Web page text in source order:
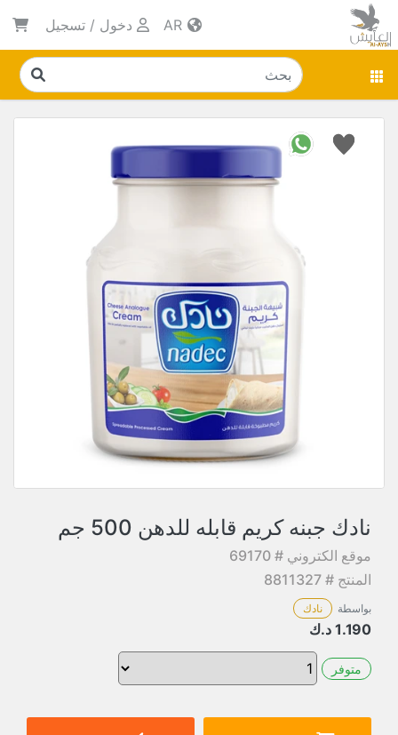
دخول / تسجيل
نادك جبنه كريم قابله للدهن 500 جم
موقع الكتروني # 69170
المنتج # 8811327
بواسطة نادك
1.190 د.ك
متوفر